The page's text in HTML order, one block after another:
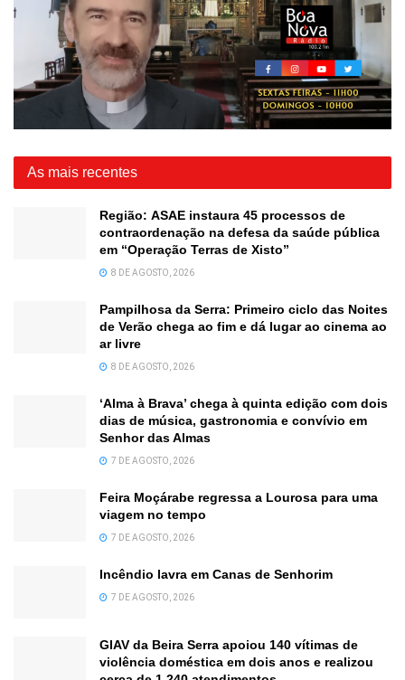
As mais recentes
Região: ASAE instaura 45 processos de
contraordenação na defesa da saúde pública
em “Operação Terras de Xisto”
8 DE AGOSTO, 2026
Pampilhosa da Serra: Primeiro ciclo das Noites
de Verão chega ao fim e dá lugar ao cinema ao
ar livre
8 DE AGOSTO, 2026
‘Alma à Brava’ chega à quinta edição com dois
dias de música, gastronomia e convívio em
Senhor das Almas
7 DE AGOSTO, 2026
Feira Moçárabe regressa a Lourosa para uma
viagem no tempo
7 DE AGOSTO, 2026
Incêndio lavra em Canas de Senhorim
7 DE AGOSTO, 2026
GIAV da Beira Serra apoiou 140 vítimas de
violência doméstica em dois anos e realizou